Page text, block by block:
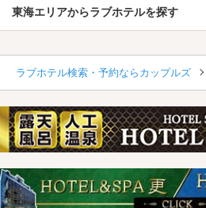
東海エリアからラブホテルを探す
ラブホテル検索・予約ならカップルズ